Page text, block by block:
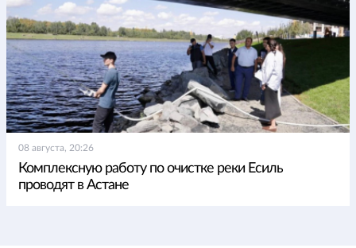
08 августа, 20:26
Комплексную работу по очистке реки Есиль
проводят в Астане